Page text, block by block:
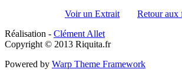
Voir un Extrait
Retour aux
Réalisation - Clément Allet
Copyright © 2013 Riquita.fr
Powered by Warp Theme Framework